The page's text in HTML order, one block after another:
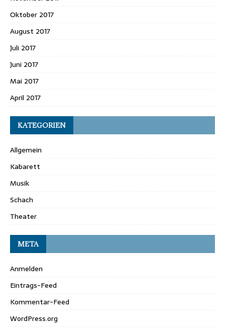
Oktober 2017
August 2017
Juli 2017
Juni 2017
Mai 2017
April 2017
KATEGORIEN
Allgemein
Kabarett
Musik
Schach
Theater
META
Anmelden
Eintrags-Feed
Kommentar-Feed
WordPress.org